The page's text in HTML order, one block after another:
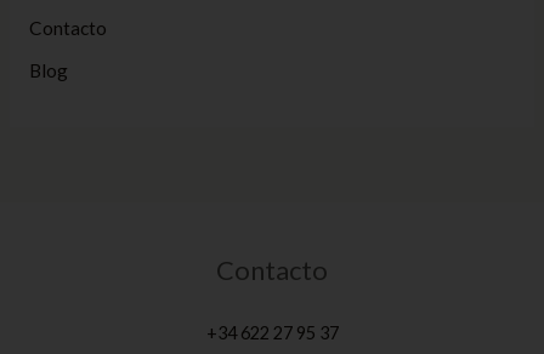
Contacto
Blog
Contacto
+34 622 27 95 37